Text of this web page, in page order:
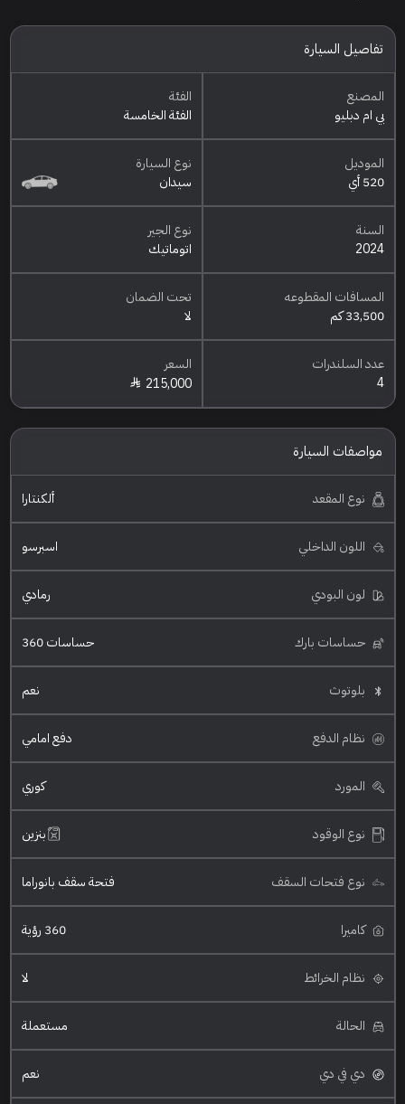
تفاصيل السيارة
المصنع
بي ام دبليو
الفئة
الفئة الخامسة
الموديل
520 أي
نوع السيارة
سيدان
السنة
2024
نوع الجير
اتوماتيك
المسافات المقطوعه
33,500 كم
تحت الضمان
لا
عدد السلندرات
4
السعر
215,000
مواصفات السيارة
نوع المقعد ألكنتارا
اللون الداخلي اسبرسو
لون البودي رمادي
حساسات بارك حساسات 360
بلوتوث نعم
نظام الدفع دفع امامي
المورد كوري
نوع الوقود بنزين
نوع فتحات السقف فتحة سقف بانوراما
كاميرا 360 رؤية
نظام الخرائط لا
الحالة مستعملة
دي في دي نعم